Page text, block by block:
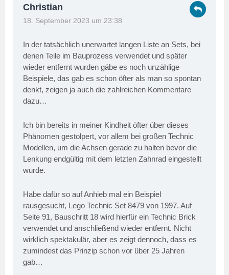
Christian
18. September 2023 um 23:38
In der tatsächlich unerwartet langen Liste an Sets, bei
denen Teile im Bauprozess verwendet und später
wieder entfernt wurden gäbe es noch unzählige
Beispiele, das gab es schon öfter als man so spontan
denkt, zeigen ja auch die zahlreichen Kommentare
dazu…
Ich bin bereits in meiner Kindheit öfter über dieses
Phänomen gestolpert, vor allem bei großen Technic
Modellen, um die Achsen gerade zu halten bevor die
Lenkung endgültig mit dem letzten Zahnrad eingestellt
wurde.
Habe dafür so auf Anhieb mal ein Beispiel
rausgesucht, Lego Technic Set 8479 von 1997. Auf
Seite 91, Bauschritt 18 wird hierfür ein Technic Brick
verwendet und anschließend wieder entfernt. Nicht
wirklich spektakulär, aber es zeigt dennoch, dass es
zumindest das Prinzip schon vor über 25 Jahren
gab…